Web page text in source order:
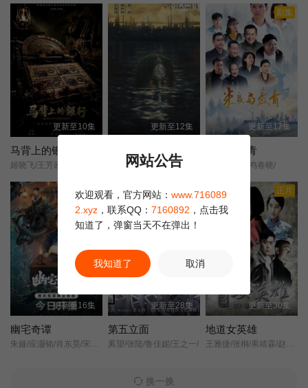
第11集 第12集
第13集 第14集 第15集
第16集 第17集 第18集
第19集 第20集 第21集
第22集 第23集 第24集
第24集已完结
更新至10集
马背上的银行
更新至12集
剧集
更新至17集
米良与麦青
鹿鸣呦呦/鹿鸣春晓/
正片
更新至16集
幽宅奇谭
更新至28集
第五立面
奚望/张陆/鲁佳妮/王之一/
正片
更新至30集
地道女英雄
换一换
网站公告
欢迎观看，官方网站： www.716089
2.xyz ，联系QQ： 7160892 ，点击我
知道了，弹窗当天不在弹出！
我知道了 取消